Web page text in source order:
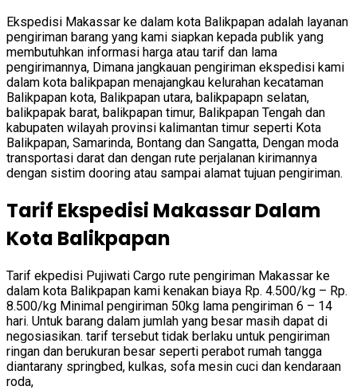
Ekspedisi Makassar ke dalam kota Balikpapan adalah layanan
pengiriman barang yang kami siapkan kepada publik yang
membutuhkan informasi harga atau tarif dan lama
pengirimannya, Dimana jangkauan pengiriman ekspedisi kami
dalam kota balikpapan menajangkau kelurahan kecataman
Balikpapan kota, Balikpapan utara, balikpapapn selatan,
balikpapak barat, balikpapan timur, Balikpapan Tengah dan
kabupaten wilayah provinsi kalimantan timur seperti Kota
Balikpapan, Samarinda, Bontang dan Sangatta, Dengan moda
transportasi darat dan dengan rute perjalanan kirimannya
dengan sistim dooring atau sampai alamat tujuan pengiriman.
Tarif Ekspedisi Makassar Dalam
Kota Balikpapan
Tarif ekpedisi Pujiwati Cargo rute pengiriman Makassar ke
dalam kota Balikpapan kami kenakan biaya Rp. 4.500/kg – Rp.
8.500/kg Minimal pengiriman 50kg lama pengiriman 6 – 14
hari. Untuk barang dalam jumlah yang besar masih dapat di
negosiasikan. tarif tersebut tidak berlaku untuk pengiriman
ringan dan berukuran besar seperti perabot rumah tangga
diantarany springbed, kulkas, sofa mesin cuci dan kendaraan
roda,